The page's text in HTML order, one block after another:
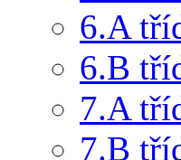
6.A
6.B
7.A
7.B